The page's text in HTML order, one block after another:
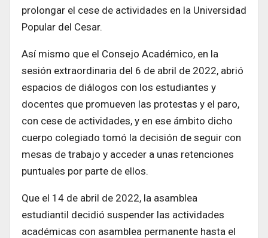
prolongar el cese de actividades en la Universidad
Popular del Cesar.
Así mismo que el Consejo Académico, en la
sesión extraordinaria del 6 de abril de 2022, abrió
espacios de diálogos con los estudiantes y
docentes que promueven las protestas y el paro,
con cese de actividades, y en ese ámbito dicho
cuerpo colegiado tomó la decisión de seguir con
mesas de trabajo y acceder a unas retenciones
puntuales por parte de ellos.
Que el 14 de abril de 2022, la asamblea
estudiantil decidió suspender las actividades
académicas con asamblea permanente hasta el